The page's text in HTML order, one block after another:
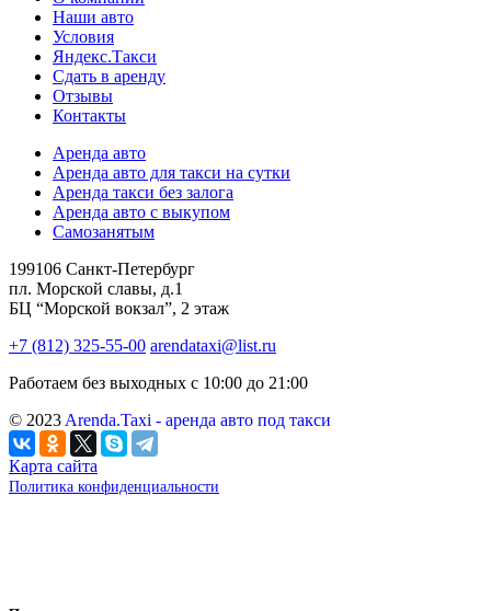
Наши авто
Условия
Яндекс.Такси
Сдать в аренду
Отзывы
Контакты
Аренда авто
Аренда авто для такси на сутки
Аренда такси без залога
Аренда авто с выкупом
Самозанятым
199106 Санкт-Петербург
пл. Морской славы, д.1
БЦ “Морской вокзал”, 2 этаж
+7 (812) 325-55-00 arendataxi@list.ru
Работаем без выходных с 10:00 до 21:00
© 2023Arenda.Taxi - аренда авто под такси
Карта сайта
Политика конфиденциальности